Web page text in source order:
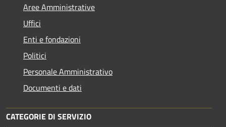
Aree Amministrative
Uffici
Enti e fondazioni
Politici
Personale Amministrativo
Documenti e dati
CATEGORIE DI SERVIZIO